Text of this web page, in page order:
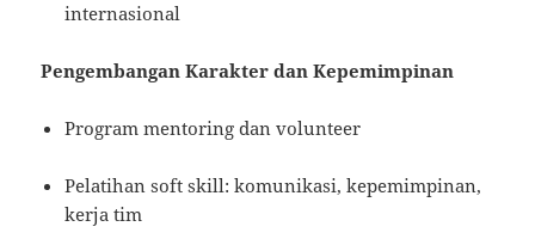
internasional
Pengembangan Karakter dan Kepemimpinan
Program mentoring dan volunteer
Pelatihan soft skill: komunikasi, kepemimpinan,
kerja tim